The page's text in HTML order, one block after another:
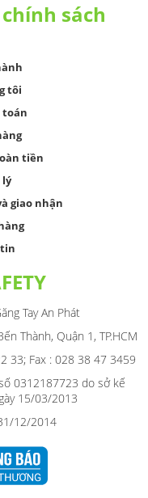
sách
tôi
toán
tiền
lý
giao nhận
Tay An Phát
Thành, Quận 1, TP.HCM
33; Fax : 028 38 47 3459
0312187723 do sở kế
15/03/2013
12/2014